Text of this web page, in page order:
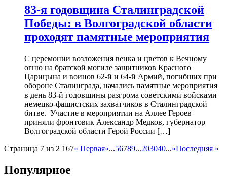
83-я годовщина Сталинградской
Победы: в Волгоградской области
проходят памятные мероприятия
С церемонии возложения венка и цветов к Вечному
огню на братской могиле защитников Красного
Царицына и воинов 62-й и 64-й Армий, погибших при
обороне Сталинграда, начались памятные мероприятия
в день 83-й годовщины разгрома советскими войсками
немецко-фашистских захватчиков в Сталинградской
битве. Участие в мероприятии на Аллее Героев
приняли фронтовик Александр Медков, губернатор
Волгоградской области Герой России […]
Страница 7 из 2 167« Первая«...56789...203040...»Последняя »
Популярное